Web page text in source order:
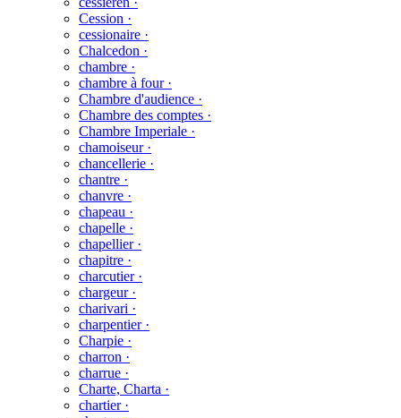
Cession ·
cessionaire ·
Chalcedon ·
chambre ·
chambre à four ·
Chambre d'audience ·
Chambre des comptes ·
Chambre Imperiale ·
chamoiseur ·
chancellerie ·
chantre ·
chanvre ·
chapeau ·
chapelle ·
chapellier ·
chapitre ·
charcutier ·
chargeur ·
charivari ·
charpentier ·
Charpie ·
charron ·
charrue ·
Charte, Charta ·
chartier ·